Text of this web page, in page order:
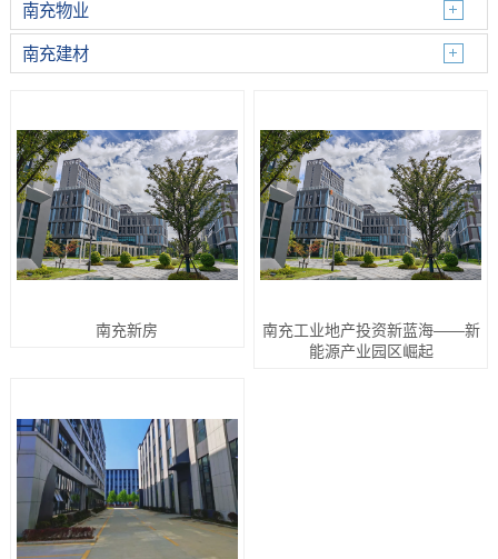
南充物业
南充建材
南充新房
南充工业地产投资新蓝海——新
能源产业园区崛起